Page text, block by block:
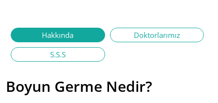
Hakkında
Doktorlarımız
S.S.S
Boyun Germe Nedir?